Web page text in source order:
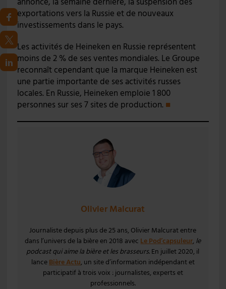
exportations vers la Russie et de nouveaux
investissements dans le pays.
Les activités de Heineken en Russie représentent
moins de 2 % de ses ventes mondiales. Le Groupe
reconnaît cependant que la marque Heineken est
une partie importante de ses activités russes
locales. En Russie, Heineken emploie 1 800
personnes sur ses 7 sites de production. ■
Olivier Malcurat
Journaliste depuis plus de 25 ans, Olivier Malcurat entre
dans l’univers de la bière en 2018 avec Le Pod’capsuleur, le
podcast qui aime la bière et les brasseurs. En juillet 2020, il
lance Bière Actu, un site d’information indépendant et
participatif à trois voix : journalistes, experts et
professionnels.